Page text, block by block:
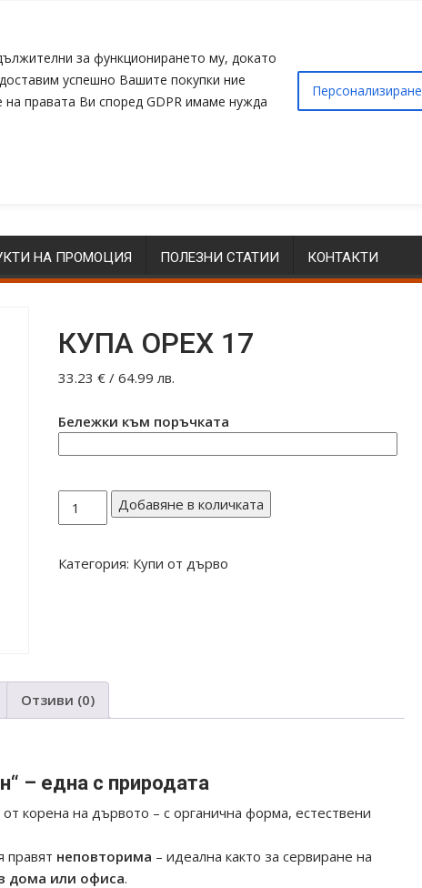
за функционирането му, докато
успешно Вашите покупки ние
правата Ви според GDPR имаме нужда
Персонализиране
НА ПРОМОЦИЯ ПОЛЕЗНИ СТАТИИ КОНТАКТИ
КУПА ОРЕХ 17
33.23 €/ 64.99 лв.
Бележки към поръчката
количество
за
ОРЕХ
Добавяне в количката
Категория: Купи от дърво
Отзиви (0)
– една с природата
корена на дървото – с органична форма, естествени
правят неповторима – идеална както за сервиране на
дома или офиса.